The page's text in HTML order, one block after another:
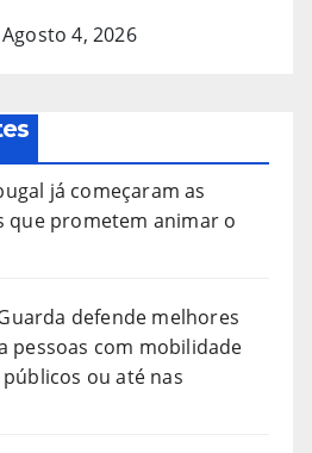
Agosto 4, 2026
já começaram as
que prometem animar o
defende melhores
pessoas com mobilidade
ou até nas